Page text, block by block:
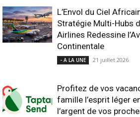
L’Envol du Ciel
Stratégie Multi-Hubs
Airlines Redessine
Continentale
- A LA UNE 21 juillet 2026
Profitez de vos
famille l’esprit léger
l’argent de vos